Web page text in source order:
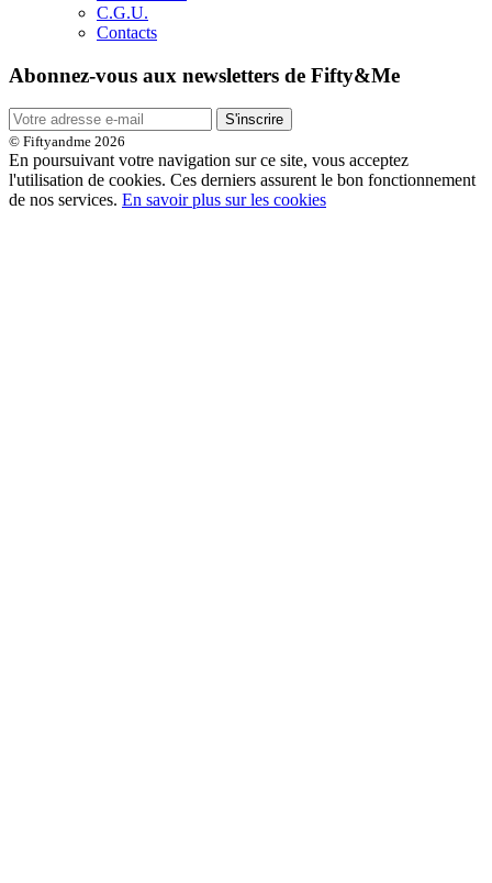
C.G.U.
Contacts
Abonnez-vous aux newsletters de Fifty&Me
S'inscrire
© Fiftyandme 2026
En poursuivant votre navigation sur ce site, vous acceptez
l'utilisation de cookies. Ces derniers assurent le bon fonctionnement
de nos services. En savoir plus sur les cookies